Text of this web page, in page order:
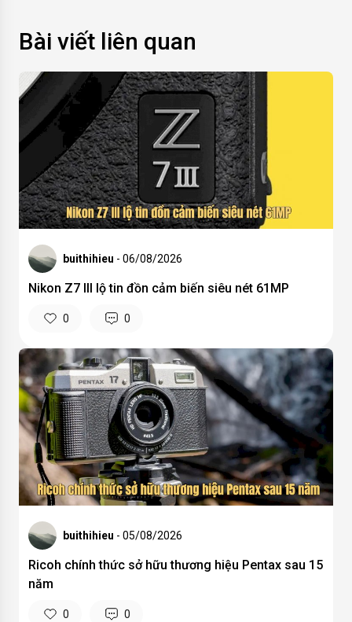
Bài viết liên quan
buithihieu - 06/08/2026
Nikon Z7 III lộ tin đồn cảm biến siêu nét 61MP
0 0
buithihieu - 05/08/2026
Ricoh chính thức sở hữu thương hiệu Pentax sau 15
năm
0 0